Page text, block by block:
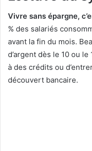
Vivre sans épargne,
% des salariés
avant la fin du mois.
d’argent dès le 10 ou
à des crédits ou
découvert bancaire.